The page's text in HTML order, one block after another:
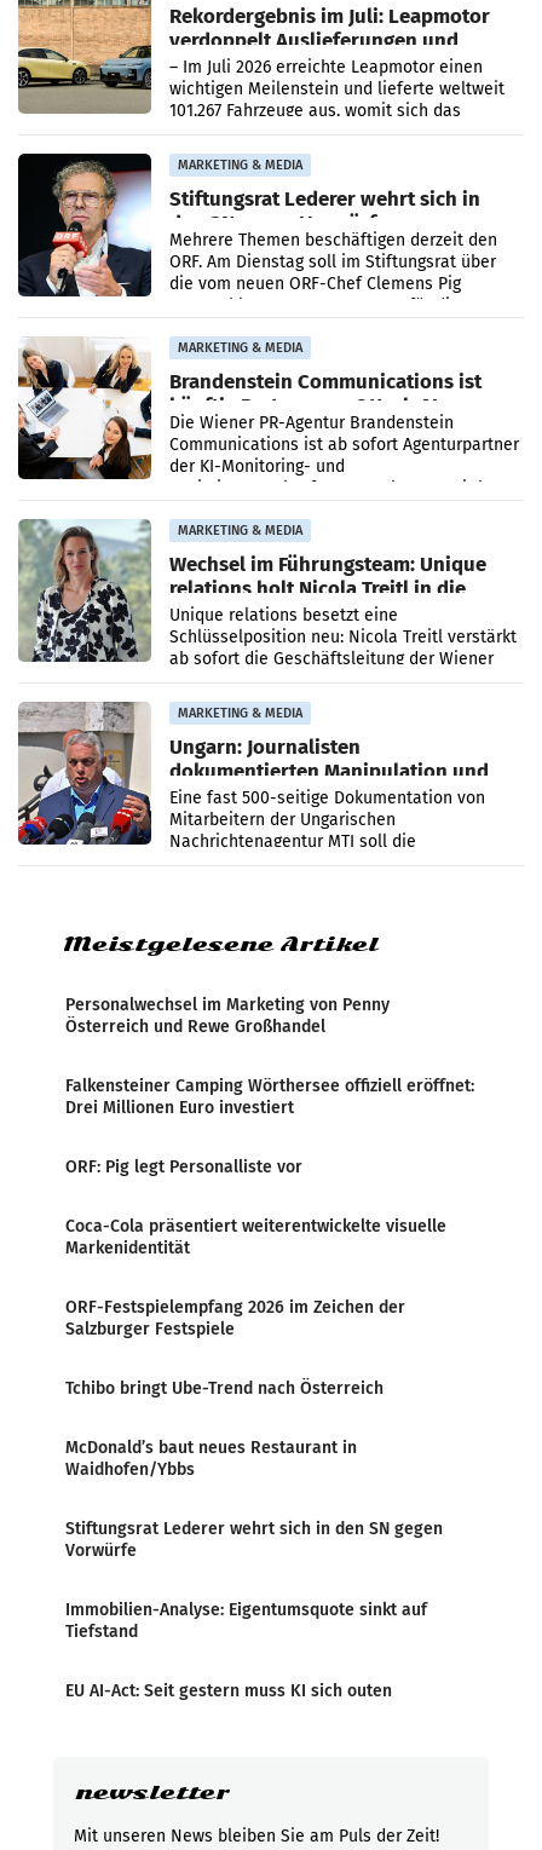
Rekordergebnis im Juli: Leapmotor
verdoppelt Auslieferungen und
überschreitet die 100.000er-Marke
– Im Juli 2026 erreichte Leapmotor einen
wichtigen Meilenstein und lieferte weltweit
101.267 Fahrzeuge aus, womit sich das
Ergebnis gegenüber Juli 2025 mehr als
verdoppelte (+102
MARKETING & MEDIA
Stiftungsrat Lederer wehrt sich in
den SN gegen Vorwürfe
Mehrere Themen beschäftigen derzeit den
ORF. Am Dienstag soll im Stiftungsrat über
die vom neuen ORF-Chef Clemens Pig
vorgeschlagenen Besetzungen für die
MARKETING & MEDIA
Brandenstein Communications ist
künftig Partner von OtterlyAI
Die Wiener PR-Agentur Brandenstein
Communications ist ab sofort Agenturpartner
der KI-Monitoring- und
Optimierungsplattform OtterlyAI. Damit baut
MARKETING & MEDIA
Wechsel im Führungsteam: Unique
relations holt Nicola Treitl in die
Geschäftsleitung
Unique relations besetzt eine
Schlüsselposition neu: Nicola Treitl verstärkt
ab sofort die Geschäftsleitung der Wiener
PR-Agentur an der Seite von Josef Kalina und
Anna Kalina-Mahr.
MARKETING & MEDIA
Ungarn: Journalisten
dokumentierten Manipulation und
Zensur
Eine fast 500-seitige Dokumentation von
Mitarbeitern der Ungarischen
Nachrichtenagentur MTI soll die
systematische Nachrichten-Manipulation und
Meistgelesene Artikel
Personalwechsel im Marketing von Penny
Österreich und Rewe Großhandel
Falkensteiner Camping Wörthersee offiziell eröffnet:
Drei Millionen Euro investiert
ORF: Pig legt Personalliste vor
Coca-Cola präsentiert weiterentwickelte visuelle
Markenidentität
ORF-Festspielempfang 2026 im Zeichen der
Salzburger Festspiele
Tchibo bringt Ube-Trend nach Österreich
McDonald’s baut neues Restaurant in
Waidhofen/Ybbs
Stiftungsrat Lederer wehrt sich in den SN gegen
Vorwürfe
Immobilien-Analyse: Eigentumsquote sinkt auf
Tiefstand
EU AI-Act: Seit gestern muss KI sich outen
newsletter
Mit unseren News bleiben Sie am Puls der Zeit!